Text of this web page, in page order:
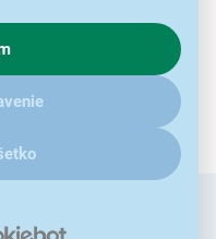
cielených reklám.
u nás s cookies a
.
o novinkách?